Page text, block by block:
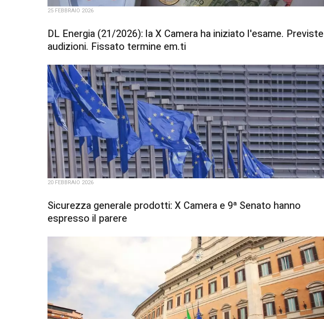
25 FEBBRAIO 2026
DL Energia (21/2026): la X Camera ha iniziato l'esame. Previste
audizioni. Fissato termine em.ti
20 FEBBRAIO 2026
Sicurezza generale prodotti: X Camera e 9ª Senato hanno
espresso il parere